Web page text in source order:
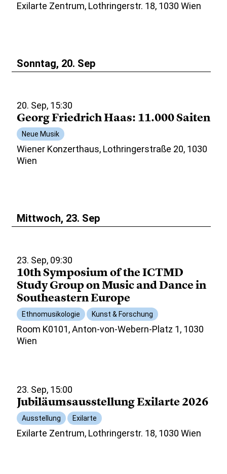
Exilarte Zentrum, Lothringerstr. 18, 1030 Wien
Sonntag, 20. Sep
20. Sep, 15:30
Georg Friedrich Haas: 11.000 Saiten
Neue Musik
Wiener Konzerthaus, Lothringerstraße 20, 1030
Wien
Mittwoch, 23. Sep
23. Sep, 09:30
10th Symposium of the ICTMD
Study Group on Music and Dance in
Southeastern Europe
Ethnomusikologie Kunst & Forschung
Room K0101, Anton-von-Webern-Platz 1, 1030
Wien
23. Sep, 15:00
Jubiläumsausstellung Exilarte 2026
Ausstellung Exilarte
Exilarte Zentrum, Lothringerstr. 18, 1030 Wien